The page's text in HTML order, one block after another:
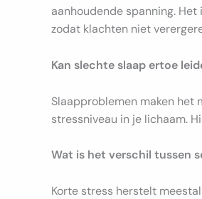
aanhoudende spanning.
zodat klachten niet
Kan slechte slaap ertoe
Slaapproblemen maken het
stressniveau in je lichaam.
Wat is het verschil tussen
Korte stress herstelt